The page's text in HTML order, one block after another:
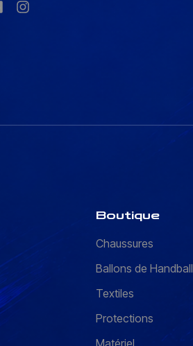
Boutique
Chaussures
Ballons de Handball
Textiles
Protections
Matériel